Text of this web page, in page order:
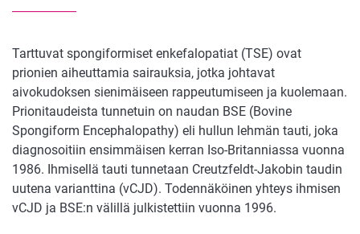
Tarttuvat spongiformiset enkefalopatiat (TSE) ovat
prionien aiheuttamia sairauksia, jotka johtavat
aivokudoksen sienimäiseen rappeutumiseen ja kuolemaan.
Prionitaudeista tunnetuin on naudan BSE (Bovine
Spongiform Encephalopathy) eli hullun lehmän tauti, joka
diagnosoitiin ensimmäisen kerran Iso-Britanniassa vuonna
1986. Ihmisellä tauti tunnetaan Creutzfeldt-Jakobin taudin
uutena varianttina (vCJD). Todennäköinen yhteys ihmisen
vCJD ja BSE:n välillä julkistettiin vuonna 1996.